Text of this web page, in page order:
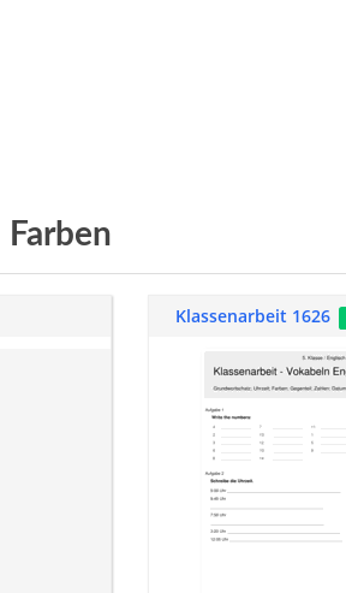
Farben
Klassenarbeit 1626